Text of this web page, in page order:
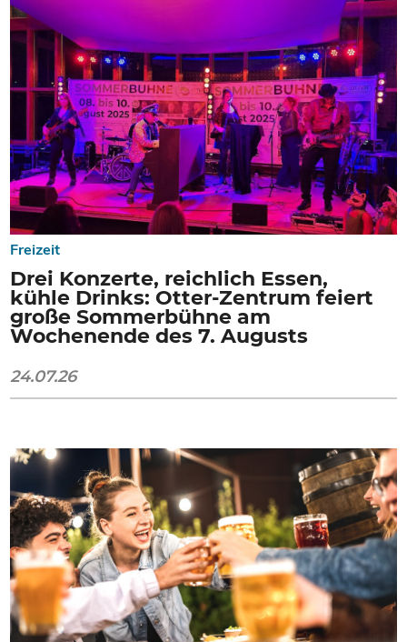
Freizeit
Drei Konzerte, reichlich Essen,
kühle Drinks: Otter-Zentrum feiert
große Sommerbühne am
Wochenende des 7. Augusts
24.07.26